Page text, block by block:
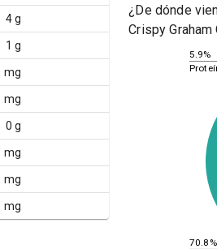
4 g
1 g
mg
mg
0 g
mg
mg
mg
¿De dónde
Crispy Graham
70.8%
5.9%